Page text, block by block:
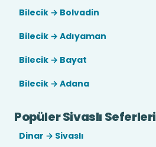
Bilecik → Bolvadin
Bilecik → Adıyaman
Bilecik → Bayat
Bilecik → Adana
Popüler Sivaslı Seferleri
Dinar → Sivaslı